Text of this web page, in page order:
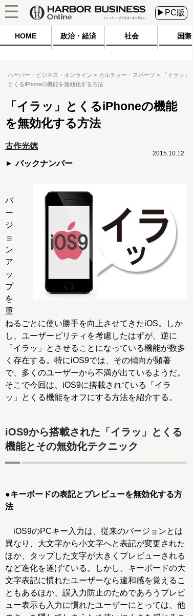
▶PC版
HOME 政治・経済 社会 国際
ハーバー・ビジネス・オンライン カルチャー・スポーツ
「イラッ」
とくるiPhoneの機能を無効化する方法
「イラッ」とくるiPhoneの機能
を無効化する方法
古作光徳
バックナンバー
2015.10.12
バ
ー
ジ
ョ
ン
ア
ッ
プ
を
重
ねるごとに使い勝手を向上させてきたiOS。しか
し、ユーザービリティを考慮したはずが、逆に
「イラッ」とさせることになっている機能が数多
く存在する。特にiOS9では、その傾向が顕著
で、多くのユーザーから不満が出ているようだ。
そこで今回は、iOS9に搭載されている「イラ
ッ」とくる機能をオフにする方法を紹介する。
iOS9から搭載された「イラッ」とくる
機能とその無効化テクニック
●キーボードの表記とプレビューを無効化する方
法
iOS9のPCキー入力は、従来のバージョンとは
異なり、大文字から小文字へと表記が変更された
ほか、タップした文字が大きくプレビューされる
など進化を遂げている。しかし、キーボードの大
文字表記に慣れたユーザーなら違和感を覚えるこ
ともあるほか、誤入力防止のためであろうプレビ
ュー表示も入力に慣れたユーザーにとっては、他